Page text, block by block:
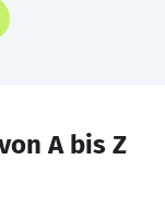
A bis Z